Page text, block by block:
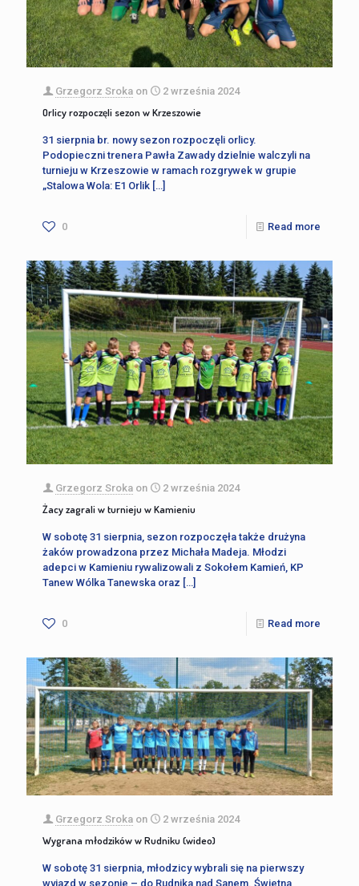
Grzegorz Sroka on 2 września 2024
Orlicy rozpoczęli sezon w Krzeszowie
31 sierpnia br. nowy sezon rozpoczęli orlicy.
Podopieczni trenera Pawła Zawady dzielnie walczyli na
turnieju w Krzeszowie w ramach rozgrywek w grupie
„Stalowa Wola: E1 Orlik […]
0 Read more
Grzegorz Sroka on 2 września 2024
Żacy zagrali w turnieju w Kamieniu
W sobotę 31 sierpnia, sezon rozpoczęła także drużyna
żaków prowadzona przez Michała Madeja. Młodzi
adepci w Kamieniu rywalizowali z Sokołem Kamień, KP
Tanew Wólka Tanewska oraz […]
0 Read more
Grzegorz Sroka on 2 września 2024
Wygrana młodzików w Rudniku (wideo)
W sobotę 31 sierpnia, młodzicy wybrali się na pierwszy
wyjazd w sezonie – do Rudnika nad Sanem. Świetna